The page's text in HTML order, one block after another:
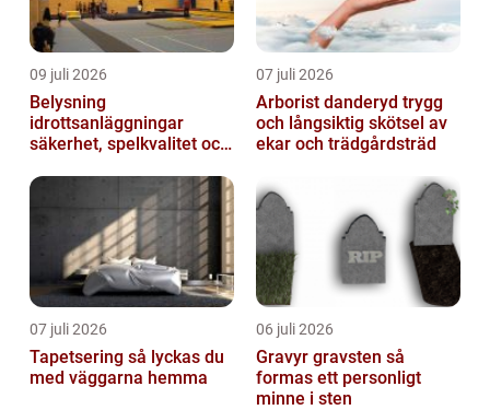
09 juli 2026
Belysning
idrottsanläggningar
säkerhet, spelkvalitet och
07 juli 2026
Arborist danderyd trygg
och långsiktig skötsel av
ekar och trädgårdsträd
07 juli 2026
Tapetsering så lyckas du
med väggarna hemma
06 juli 2026
Gravyr gravsten så
formas ett personligt
minne i sten